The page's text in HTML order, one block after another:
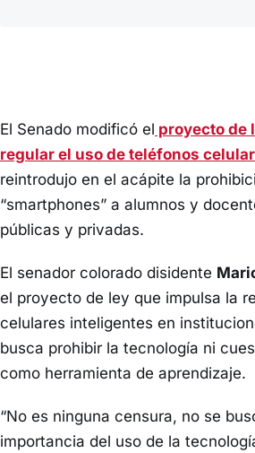
El Senado modificó el proyecto de
regular el uso de teléfonos
reintrodujo en el acápite la
“smartphones” a alumnos y
públicas y privadas.
El senador colorado disidente
el proyecto de ley que impulsa la
celulares inteligentes en
busca prohibir la tecnología ni
como herramienta de aprendizaje.
“No es ninguna censura, no se
importancia del uso de la